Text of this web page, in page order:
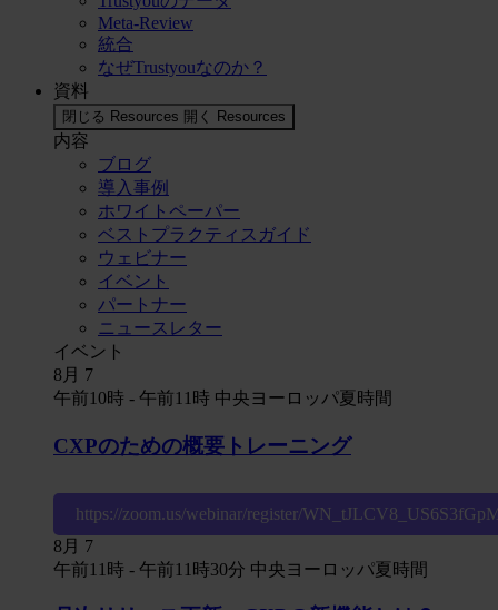
Meta-Review
統合
なぜTrustyouなのか？
資料
閉じる Resources 開く Resources
内容
ブログ
導入事例
ホワイトペーパー
ベストプラクティスガイド
ウェビナー
イベント
パートナー
ニュースレター
イベント
8月 7
午前10時 - 午前11時 中央ヨーロッパ夏時間
CXPのための概要トレーニング
https://zoom.us/webinar/register/
8月 7
午前11時 - 午前11時30分 中央ヨーロッパ夏時間